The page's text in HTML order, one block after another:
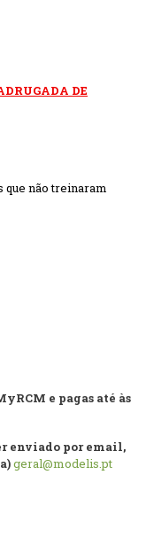
DE
que não treinaram
e pagas até às
enviado por email,
geral@modelis.pt